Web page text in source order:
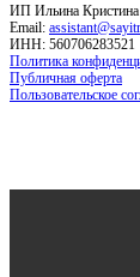
ИП Ильина Кристина
Email:
ИНН: 560706283521
Политика
Публичная оферта
Пользовательское